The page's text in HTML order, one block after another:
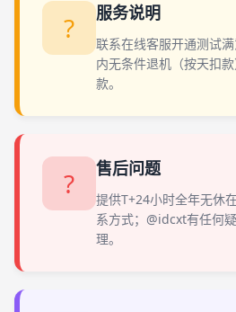
? 服务说明
联系在线客服开通测试
内无条件退机（按天扣
款。
? 售后问题
提供T+24小时全年无休
系方式；@idcxt有任何
理。